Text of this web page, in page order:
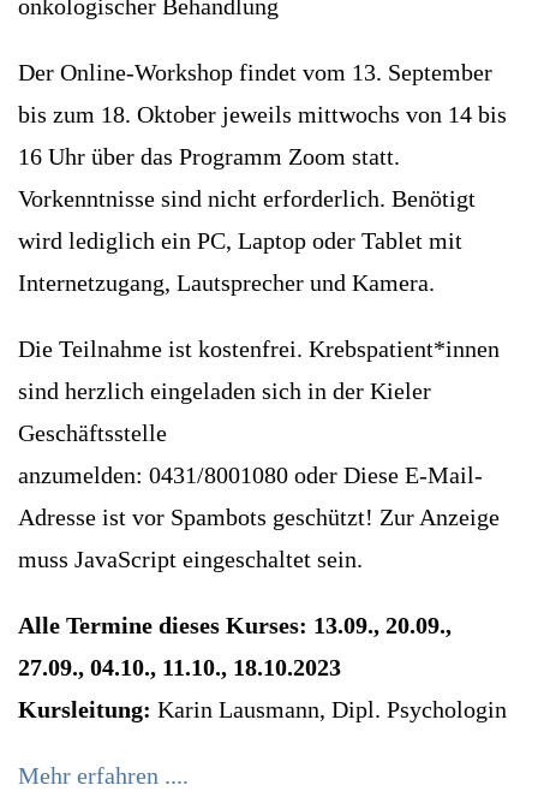
onkologischer Behandlung
Der Online-Workshop findet vom 13. September
bis zum 18. Oktober jeweils mittwochs von 14 bis
16 Uhr über das Programm Zoom statt.
Vorkenntnisse sind nicht erforderlich. Benötigt
wird lediglich ein PC, Laptop oder Tablet mit
Internetzugang, Lautsprecher und Kamera.
Die Teilnahme ist kostenfrei. Krebspatient*innen
sind herzlich eingeladen sich in der Kieler
Geschäftsstelle
anzumelden: 0431/8001080 oder Diese E-Mail-
Adresse ist vor Spambots geschützt! Zur Anzeige
muss JavaScript eingeschaltet sein.
Alle Termine dieses Kurses: 13.09., 20.09.,
27.09., 04.10., 11.10., 18.10.2023
Kursleitung: Karin Lausmann, Dipl. Psychologin
Mehr erfahren ....